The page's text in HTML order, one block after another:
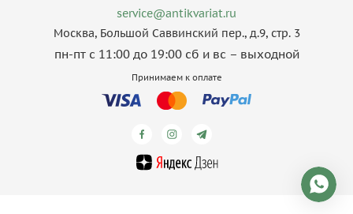
service@antikvariat.ru
Москва, Большой Саввинский пер., д.9, стр. 3
пн-пт с 11:00 до 19:00 сб и вс – выходной
Принимаем к оплате